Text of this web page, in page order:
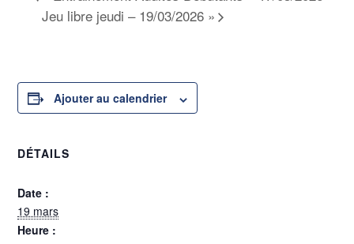
Jeu libre jeudi – 19/03/2026 »
Ajouter au calendrier
DÉTAILS
Date :
19 mars
Heure :